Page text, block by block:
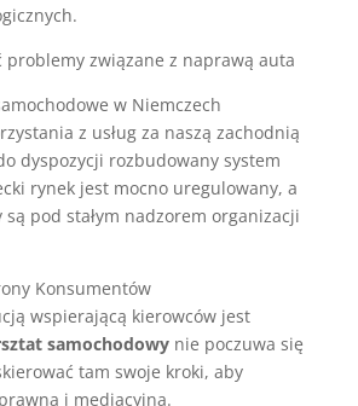
problemy związane z naprawą auta
w Niemczech
z usług za naszą zachodnią
dyspozycji rozbudowany system
rynek jest mocno uregulowany, a
pod stałym nadzorem organizacji
Konsumentów
wspierającą kierowców jest
samochodowynie poczuwa się
tam swoje kroki, aby
i mediacyjną.